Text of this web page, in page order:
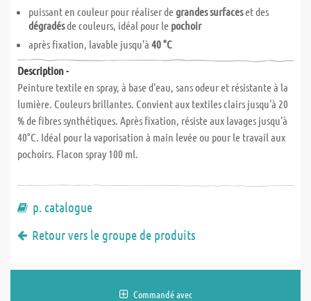
puissant en couleur pour réaliser degrandes surfaceset des
dégradésde couleurs, idéal pour le pochoir
après fixation, lavable jusqu'à 40 °C
Description -
Peinture textile en spray, à base d'eau, sans odeur et résistante à la
lumière. Couleurs brillantes. Convient aux textiles clairs jusqu'à 20
% de fibres synthétiques. Après fixation, résiste aux lavages jusqu'à
40°C. Idéal pour la vaporisation à main levée ou pour le travail aux
pochoirs. Flacon spray 100 ml.
p. catalogue
Retour vers le groupe de produits
Commandé avec